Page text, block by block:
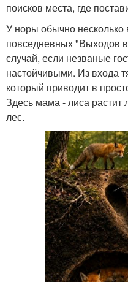
поисков места, где
У норы обычно
повседневных "Выходов
случай, если незваные
настойчивыми. Из входа
который приводит в
Здесь мама - лиса растит
лес.